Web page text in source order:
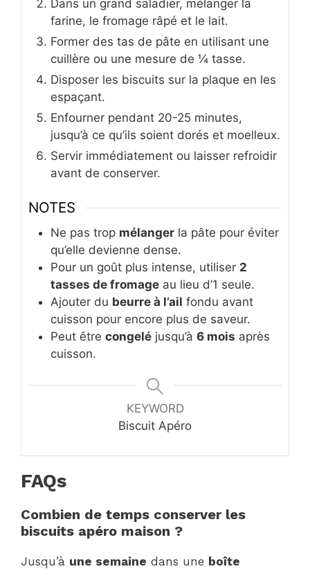
Dans un grand saladier, mélanger la
farine, le fromage râpé et le lait.
Former des tas de pâte en utilisant une
cuillère ou une mesure de ¼ tasse.
Disposer les biscuits sur la plaque en les
espaçant.
Enfourner pendant 20-25 minutes,
jusqu’à ce qu’ils soient dorés et moelleux.
Servir immédiatement ou laisser refroidir
avant de conserver.
NOTES
Ne pas trop mélanger la pâte pour éviter
qu’elle devienne dense.
Pour un goût plus intense, utiliser 2
tasses de fromage au lieu d’1 seule.
Ajouter du beurre à l’ail fondu avant
cuisson pour encore plus de saveur.
Peut être congelé jusqu’à 6 mois après
cuisson.
KEYWORD
Biscuit Apéro
FAQs
Combien de temps conserver les
biscuits apéro maison ?
Jusqu’à une semaine dans une boîte